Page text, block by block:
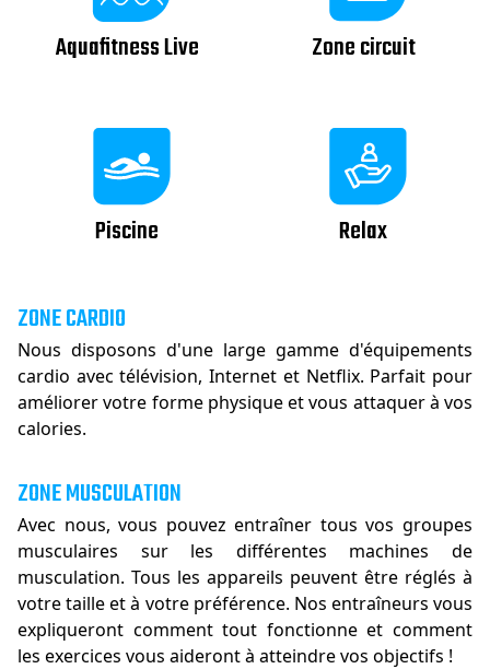
Aquafitness Live Zone circuit
Piscine Relax
ZONE CARDIO
Nous disposons d'une large gamme d'équipements
cardio avec télévision, Internet et Netflix. Parfait pour
améliorer votre forme physique et vous attaquer à vos
calories.
ZONE MUSCULATION
Avec nous, vous pouvez entraîner tous vos groupes
musculaires sur les différentes machines de
musculation. Tous les appareils peuvent être réglés à
votre taille et à votre préférence. Nos entraîneurs vous
expliqueront comment tout fonctionne et comment
les exercices vous aideront à atteindre vos objectifs !